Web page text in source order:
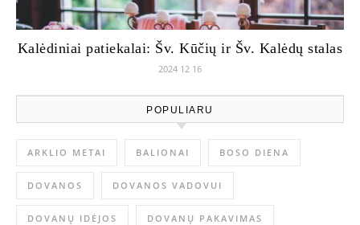
Kalėdiniai patiekalai: Šv. Kūčių ir Šv. Kalėdų stalas
2024 12 16
POPULIARU
ARKLIO METAI BALIONAI BOSO DIENA
DOVANOS DOVANOS VADOVUI
DOVANŲ IDĖJOS DOVANŲ PAKAVIMAS